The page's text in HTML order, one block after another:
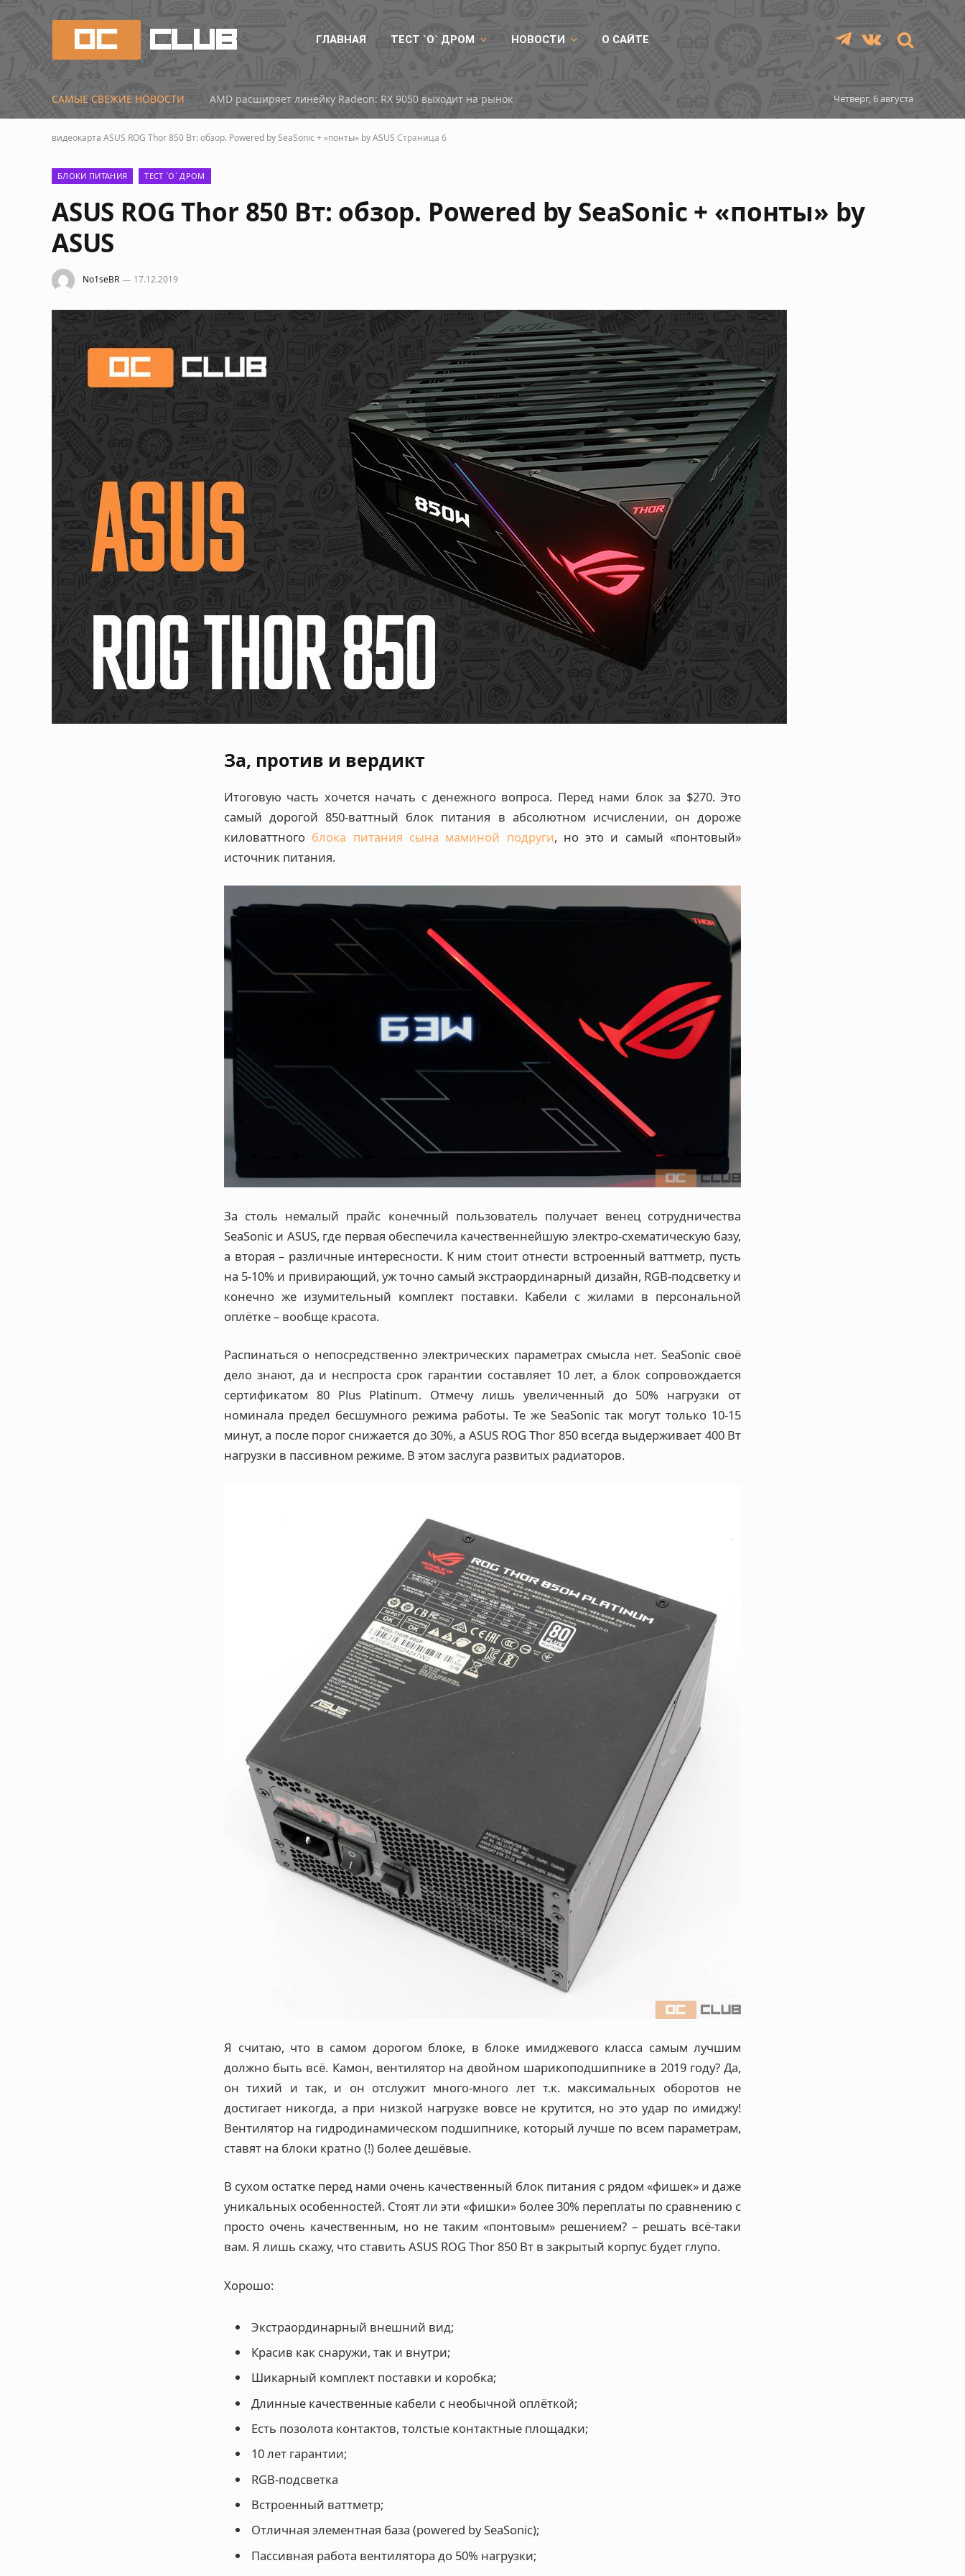
ГЛАВНАЯ ТЕСТ `О` ДРОМ НОВОСТИ О САЙТЕ TelegramVKontakte
САМЫЕ СВЕЖИЕ НОВОСТИ AMD расширяет линейку Radeon: RX 9050 выходит на рынок Четверг, 6 августа
видеокарта ASUS ROG Thor 850 Вт: обзор. Powered by SeaSonic + «понты» by ASUS Страница 6
БЛОКИ ПИТАНИЯ ТЕСТ `О` ДРОМ
ASUS ROG Thor 850 Вт: обзор. Powered by SeaSonic + «понты» by
ASUS
No1seBR 17.12.2019
За, против и вердикт
Итоговую часть хочется начать с денежного вопроса. Перед нами блок за $270. Это
самый дорогой 850-ваттный блок питания в абсолютном исчислении, он дороже
киловаттного блока питания сына маминой подруги, но это и самый «понтовый»
источник питания.
За столь немалый прайс конечный пользователь получает венец сотрудничества
SeaSonic и ASUS, где первая обеспечила качественнейшую электро-схематическую базу,
а вторая – различные интересности. К ним стоит отнести встроенный ваттметр, пусть
на 5-10% и привирающий, уж точно самый экстраординарный дизайн, RGB-подсветку и
конечно же изумительный комплект поставки. Кабели с жилами в персональной
оплётке – вообще красота.
Распинаться о непосредственно электрических параметрах смысла нет. SeaSonic своё
дело знают, да и неспроста срок гарантии составляет 10 лет, а блок сопровождается
сертификатом 80 Plus Platinum. Отмечу лишь увеличенный до 50% нагрузки от
номинала предел бесшумного режима работы. Те же SeaSonic так могут только 10-15
минут, а после порог снижается до 30%, а ASUS ROG Thor 850 всегда выдерживает 400 Вт
нагрузки в пассивном режиме. В этом заслуга развитых радиаторов.
Я считаю, что в самом дорогом блоке, в блоке имиджевого класса самым лучшим
должно быть всё. Камон, вентилятор на двойном шарикоподшипнике в 2019 году? Да,
он тихий и так, и он отслужит много-много лет т.к. максимальных оборотов не
достигает никогда, а при низкой нагрузке вовсе не крутится, но это удар по имиджу!
Вентилятор на гидродинамическом подшипнике, который лучше по всем параметрам,
ставят на блоки кратно (!) более дешёвые.
В сухом остатке перед нами очень качественный блок питания с рядом «фишек» и даже
уникальных особенностей. Стоят ли эти «фишки» более 30% переплаты по сравнению с
просто очень качественным, но не таким «понтовым» решением? – решать всё-таки
вам. Я лишь скажу, что ставить ASUS ROG Thor 850 Вт в закрытый корпус будет глупо.
Хорошо:
Экстраординарный внешний вид;
Красив как снаружи, так и внутри;
Шикарный комплект поставки и коробка;
Длинные качественные кабели с необычной оплёткой;
Есть позолота контактов, толстые контактные площадки;
10 лет гарантии;
RGB-подсветка
Встроенный ваттметр;
Отличная элементная база (powered by SeaSonic);
Пассивная работа вентилятора до 50% нагрузки;